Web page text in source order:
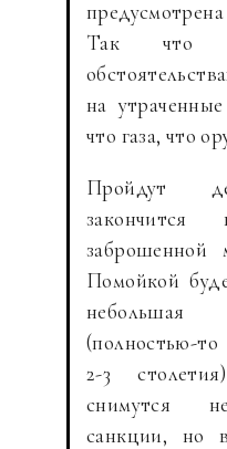
Так что
на
что газа, что
Пройдут
заброшенной
Помойкой
небольшая
(полностью-
2-3
снимутся
санкции, но